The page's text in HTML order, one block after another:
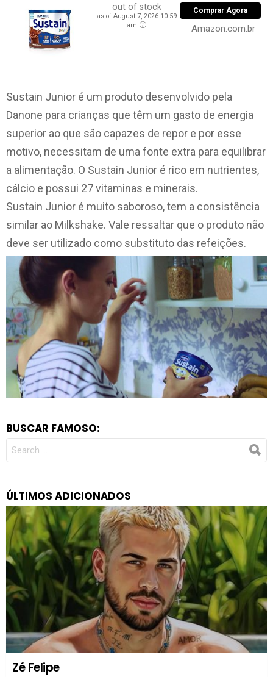
out of stock
as of August 7, 2026 10:59
am
Comprar Agora
Amazon.com.br
Sustain Junior é um produto desenvolvido pela
Danone para crianças que têm um gasto de energia
superior ao que são capazes de repor e por esse
motivo, necessitam de uma fonte extra para equilibrar
a alimentação. O Sustain Junior é rico em nutrientes,
cálcio e possui 27 vitaminas e minerais.
Sustain Junior é muito saboroso, tem a consistência
similar ao Milkshake. Vale ressaltar que o produto não
deve ser utilizado como substituto das refeições.
BUSCAR FAMOSO:
FOR:
ÚLTIMOS ADICIONADOS
Zé Felipe